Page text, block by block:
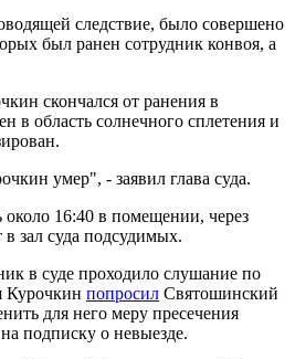
следствие, было совершено
был ранен сотрудник конвоя, а
скончался от ранения в
в область солнечного сплетения и
умер", - заявил глава суда.
16:40 в помещении, через
зал суда подсудимых.
в суде проходило слушание по
Курочкин попросил Святошинский
для него меру пресечения
подписку о невыезде.